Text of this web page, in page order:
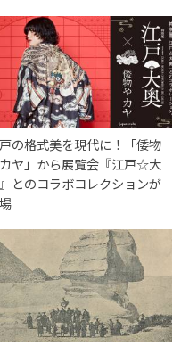
の格式美を現代に！「倭物
ヤ」から展覧会『江戸☆大
とのコラボコレクションが